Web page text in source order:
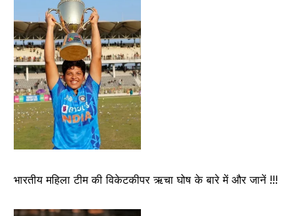
भारतीय महिला टीम की विकेटकीपर ऋचा घोष के बारे में और जानें !!!